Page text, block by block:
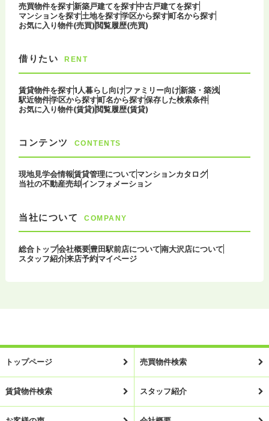
売買物件を探す新築戸建てを探す中古戸建てを探す
マンションを探す土地を探す学区から探す町名から探す
お気に入り物件(売買)閲覧履歴(売買)
借りたい RENT
賃貸物件を探す1人暮らし向けファミリー向け新築・築浅
駅近物件学区から探す町名から探す保存した検索条件
お気に入り物件(賃貸)閲覧履歴(賃貸)
コンテンツ CONTENTS
現地見学会情報賃貸管理についてマンションカタログ
当社の不動産売却インフォメーション
当社について COMPANY
総合トップ会社概要豊田駅前店について南大沢店について
スタッフ紹介来店予約マイページ
トップページ 売買物件検索
賃貸物件検索 スタッフ紹介